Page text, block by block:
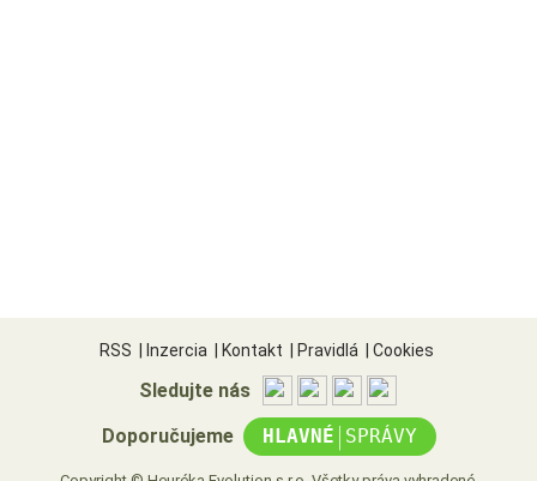
RSS Inzercia Kontakt Pravidlá Cookies
Sledujte nás
Doporučujeme HLAVNÉ | SPRÁVY